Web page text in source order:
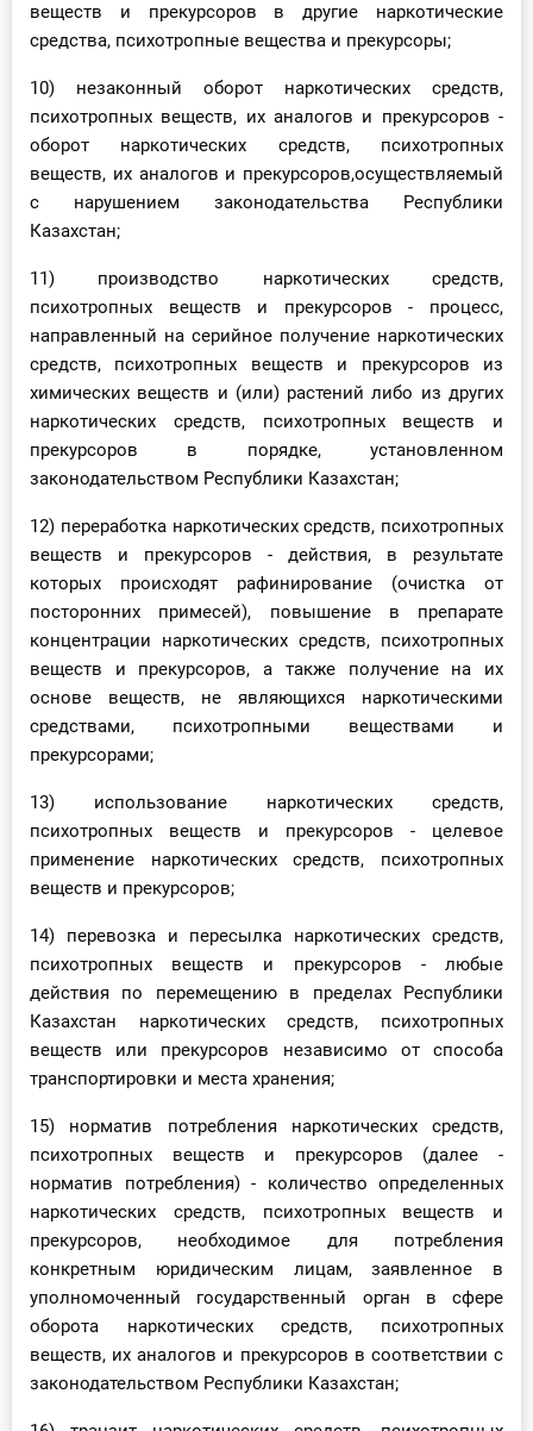
веществ и прекурсоров в другие наркотические
средства, психотропные вещества и прекурсоры;
10) незаконный оборот наркотических средств,
психотропных веществ, их аналогов и прекурсоров -
оборот наркотических средств, психотропных
веществ, их аналогов и прекурсоров,осуществляемый
с нарушением законодательства Республики
Казахстан;
11) производство наркотических средств,
психотропных веществ и прекурсоров - процесс,
направленный на серийное получение наркотических
средств, психотропных веществ и прекурсоров из
химических веществ и (или) растений либо из других
наркотических средств, психотропных веществ и
прекурсоров в порядке, установленном
законодательством Республики Казахстан;
12) переработка наркотических средств, психотропных
веществ и прекурсоров - действия, в результате
которых происходят рафинирование (очистка от
посторонних примесей), повышение в препарате
концентрации наркотических средств, психотропных
веществ и прекурсоров, а также получение на их
основе веществ, не являющихся наркотическими
средствами, психотропными веществами и
прекурсорами;
13) использование наркотических средств,
психотропных веществ и прекурсоров - целевое
применение наркотических средств, психотропных
веществ и прекурсоров;
14) перевозка и пересылка наркотических средств,
психотропных веществ и прекурсоров - любые
действия по перемещению в пределах Республики
Казахстан наркотических средств, психотропных
веществ или прекурсоров независимо от способа
транспортировки и места хранения;
15) норматив потребления наркотических средств,
психотропных веществ и прекурсоров (далее -
норматив потребления) - количество определенных
наркотических средств, психотропных веществ и
прекурсоров, необходимое для потребления
конкретным юридическим лицам, заявленное в
уполномоченный государственный орган в сфере
оборота наркотических средств, психотропных
веществ, их аналогов и прекурсоров в соответствии с
законодательством Республики Казахстан;